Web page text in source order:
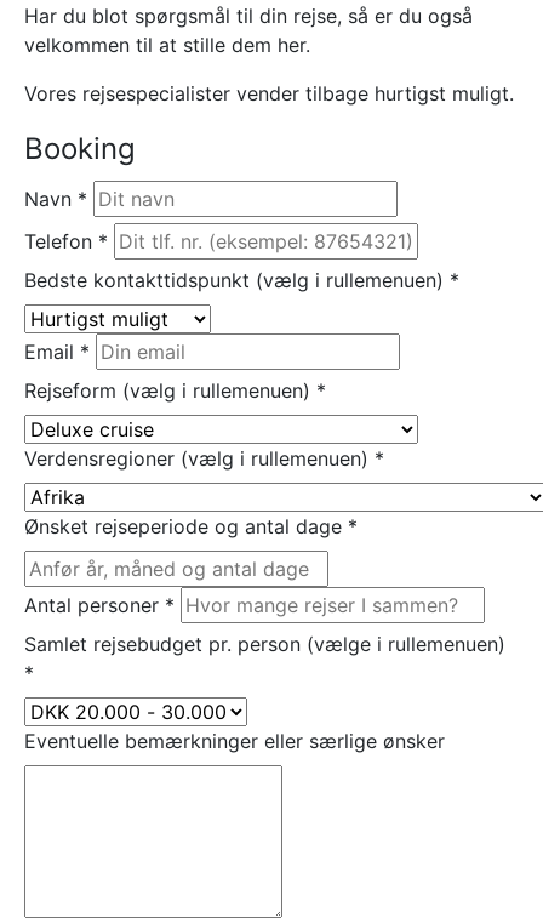
Har du blot spørgsmål til din rejse, så er du også
velkommen til at stille dem her.
Vores rejsespecialister vender tilbage hurtigst muligt.
Booking
Navn *
Telefon *
Bedste kontakttidspunkt (vælg i rullemenuen) *
Email *
Rejseform (vælg i rullemenuen) *
Verdensregioner (vælg i rullemenuen) *
Ønsket rejseperiode og antal dage *
Antal personer *
Samlet rejsebudget pr. person (vælge i rullemenuen)
*
Eventuelle bemærkninger eller særlige ønsker